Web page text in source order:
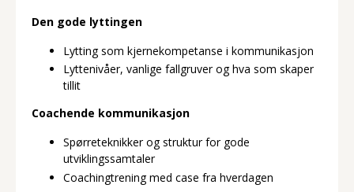
Den gode lyttingen
Lytting som kjernekompetanse i kommunikasjon
Lyttenivåer, vanlige fallgruver og hva som skaper
tillit
Coachende kommunikasjon
Spørreteknikker og struktur for gode
utviklingssamtaler
Coachingtrening med case fra hverdagen